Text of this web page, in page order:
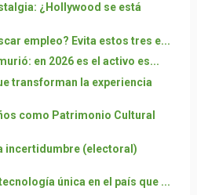
¿Hollywood se está
empleo? Evita estos tres e...
en 2026 es el activo es...
transforman la experiencia
como Patrimonio Cultural
incertidumbre (electoral)
única en el país que ...